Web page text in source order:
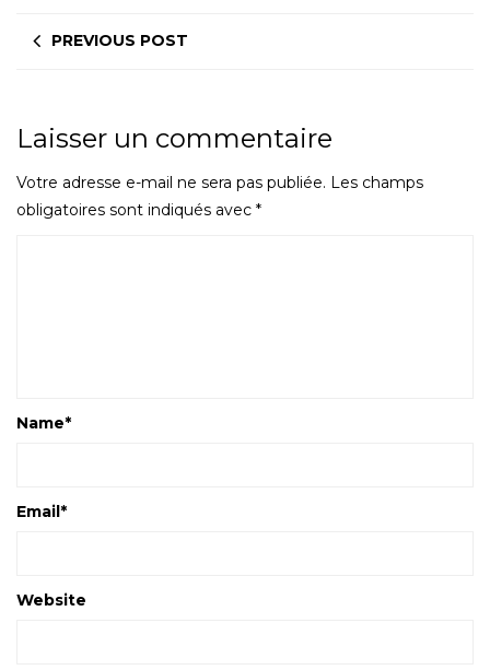
PREVIOUS POST
Laisser un commentaire
Votre adresse e-mail ne sera pas publiée. Les champs
obligatoires sont indiqués avec *
Name*
Email*
Website